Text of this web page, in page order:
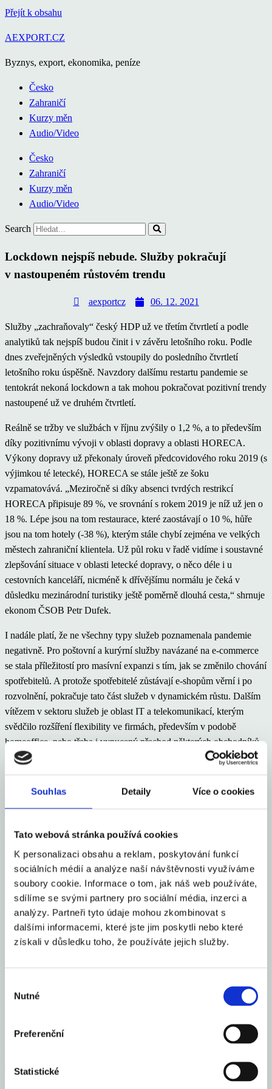
Souhlas Detaily Více o cookies
Tato webová stránka používá cookies
K personalizaci obsahu a reklam, poskytování funkcí
sociálních médií a analýze naší návštěvnosti využíváme
soubory cookie. Informace o tom, jak náš web používáte,
sdílíme se svými partnery pro sociální média, inzerci a
analýzy. Partneři tyto údaje mohou zkombinovat s
dalšími informacemi, které jste jim poskytli nebo které
získali v důsledku toho, že používáte jejich služby.
souhlasu
Nutné
Preferenční
Statistické
Přejít k obsahu
AEXPORT.CZ
Byznys, export, ekonomika, peníze
Česko
Zahraničí
Kurzy měn
Audio/Video
Česko
Zahraničí
Kurzy měn
Audio/Video
Search
Lockdown nejspíš nebude. Služby pokračují
v nastoupeném růstovém trendu
aexportcz 06. 12. 2021
Služby „zachraňovaly“ český HDP už ve třetím čtvrtletí a podle
analytiků tak nejspíš budou činit i v závěru letošního roku. Podle
dnes zveřejněných výsledků vstoupily do posledního čtvrtletí
letošního roku úspěšně. Navzdory dalšímu restartu pandemie se
tentokrát nekoná lockdown a tak mohou pokračovat pozitivní trendy
nastoupené už ve druhém čtvrtletí.
Reálně se tržby ve službách v říjnu zvýšily o 1,2 %, a to především
díky pozitivnímu vývoji v oblasti dopravy a oblasti HORECA.
Výkony dopravy už překonaly úroveň předcovidového roku 2019 (s
výjimkou té letecké), HORECA se stále ještě ze šoku
vzpamatovává. „Meziročně si díky absenci tvrdých restrikcí
HORECA připisuje 89 %, ve srovnání s rokem 2019 je níž už jen o
18 %. Lépe jsou na tom restaurace, které zaostávají o 10 %, hůře
jsou na tom hotely (-38 %), kterým stále chybí zejména ve velkých
městech zahraniční klientela. Už půl roku v řadě vidíme i soustavné
zlepšování situace v oblasti letecké dopravy, o něco déle i u
cestovních kanceláří, nicméně k dřívějšímu normálu je čeká v
důsledku mezinárodní turistiky ještě poměrně dlouhá cesta,“ shrnuje
ekonom ČSOB Petr Dufek.
I nadále platí, že ne všechny typy služeb poznamenala pandemie
negativně. Pro poštovní a kurýrní služby navázané na e-commerce
se stala příležitostí pro masívní expanzi s tím, jak se změnilo chování
spotřebitelů. A protože spotřebitelé zůstávají e-shopům věrní i po
rozvolnění, pokračuje tato část služeb v dynamickém růstu. Dalším
vítězem v sektoru služeb je oblast IT a telekomunikací, kterým
svědčilo rozšíření flexibility ve firmách, především v podobě
homeoffice, nebo třeba i vynucený přechod některých obchodníků
na virtuální platformu.
čtvrtletí, který bude patrně opět tažen především spotřebou
domácností (a dále také tvorbou zásob a vládními výdaji), pozitivní
zprávou. Ukazují, že i navzdory citelnému zdražování, které
vnímáme jako stěžejní riziko pro vývoj útrat domácností, si
spotřebitelská poptávka udržuje tempo. Otázkou je, jak se v
maloobchodu v závěru roku projeví vládní restriktivní opatření,
která do říjnové statistiky ještě nezasáhla,“ říká analytik
Raiffeisenbank Lukáš Vagenknecht.
Sdílet článek
Česko se zařadilo mezi 16 elitních světových gastro
destinací roku 2026